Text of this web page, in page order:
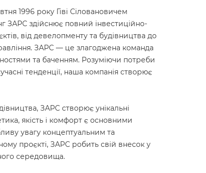
1996 року Гіві Сіловановичем
ЗАРС здійснює повний інвестиційно-
від девелопменту та будівництва до
ЗАРС — це злагоджена команда
та баченням. Розуміючи потреби
тенденції, наша компанія створює
ЗАРС створює унікальні
якість і комфорт є основними
увагу концептуальним та
проєкті, ЗАРС робить свій внесок у
середовища.